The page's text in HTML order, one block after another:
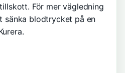
För mer vägledning
sänka blodtrycket på en